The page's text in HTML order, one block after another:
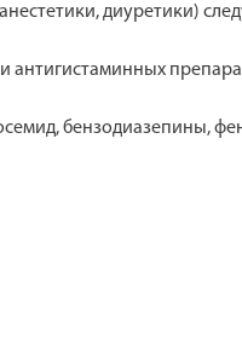
диуретики)
антигистаминных
бензодиазепины,